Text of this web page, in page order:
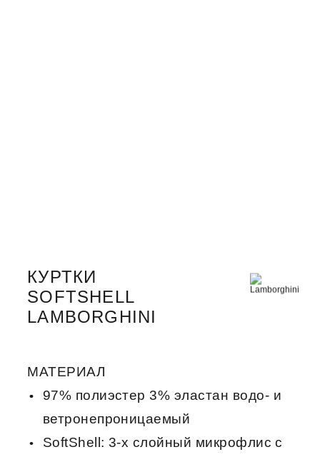
КУРТКИ
SOFTSHELL
LAMBORGHINI
МАТЕРИАЛ
97% полиэстер 3% эластан водо- и
ветронепроницаемый
SoftShell: 3-х слойный микрофлис с